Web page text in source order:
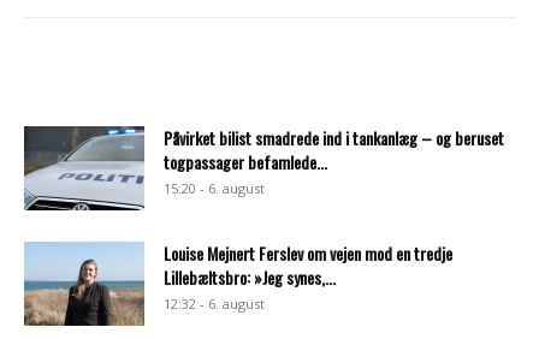
Påvirket bilist smadrede ind i tankanlæg – og beruset
togpassager befamlede...
15:20 - 6. august
Louise Mejnert Ferslev om vejen mod en tredje
Lillebæltsbro: »Jeg synes,...
12:32 - 6. august